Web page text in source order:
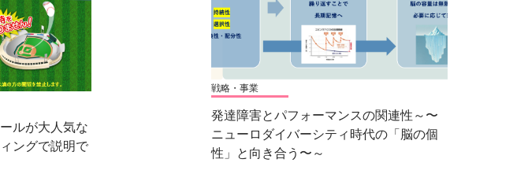
ルが大人気な
ングで説明で
戦略・事業
発達障害とパフォーマンスの関連性～〜
ニューロダイバーシティ時代の「脳の個
性」と向き合う〜～